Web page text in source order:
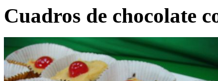
Cuadros de chocolate